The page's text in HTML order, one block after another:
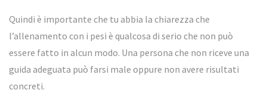
Quindi è importante che tu abbia la chiarezza che
l’allenamento con i pesi è qualcosa di serio che non può
essere fatto in alcun modo. Una persona che non riceve una
guida adeguata può farsi male oppure non avere risultati
concreti.